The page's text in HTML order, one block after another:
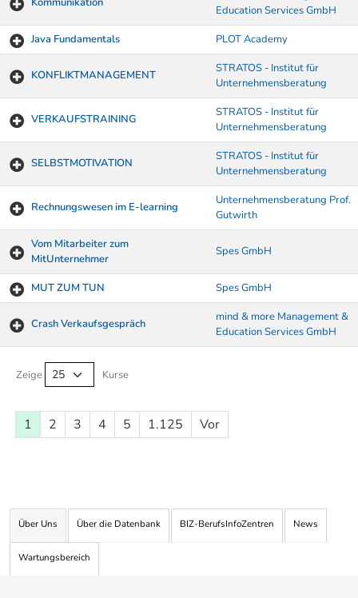
Education Services GmbH
Java Fundamentals
PLOT Academy
KONFLIKTMANAGEMENT
STRATOS - Institut für
Unternehmensberatung
VERKAUFSTRAINING
STRATOS - Institut für
Unternehmensberatung
SELBSTMOTIVATION
STRATOS - Institut für
Unternehmensberatung
Rechnungswesen im E-learning
Unternehmensberatung Prof.
Gutwirth
Vom Mitarbeiter zum
MitUnternehmer
Spes GmbH
MUT ZUM TUN Spes GmbH
Crash Verkaufsgespräch
mind & more Management &
Education Services GmbH
Zeige Kurse
1 2 3 4 5 1.125 Vor
Über Uns Über die Datenbank BIZ-BerufsInfoZentren News
Wartungsbereich